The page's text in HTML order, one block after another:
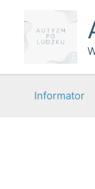
Informator